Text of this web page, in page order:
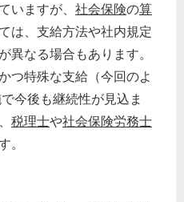
いますが、 社会保険の算
は、支給方法や社内規定
異なる場合もあります。
つ特殊な支給（今回のよ
今後も継続性が見込ま
税理士や社会保険労務士
。
投稿しますか？